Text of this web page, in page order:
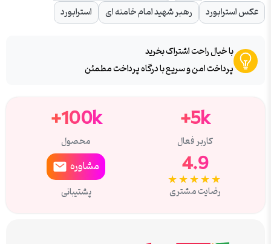
عکس استرابورد
رهبر شهید امام خامنه ای استرابورد
با خیال راحت اشتراک بخرید
پرداخت امن و سریع با درگاه پرداخت مطمئن
5k+
کاربر فعال
100k+
محصول
4.9
★★★★★
رضایت مشتری
مشاوره
پشتیبانی